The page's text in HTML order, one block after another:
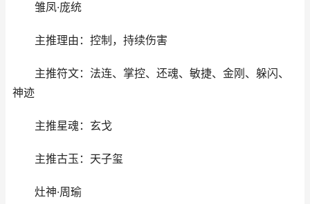
雏凤·庞统
主推理由：控制，持续伤害
主推符文：法连、掌控、还魂、敏捷、金刚、躲闪、
神迹
主推星魂：玄戈
主推古玉：天子玺
灶神·周瑜